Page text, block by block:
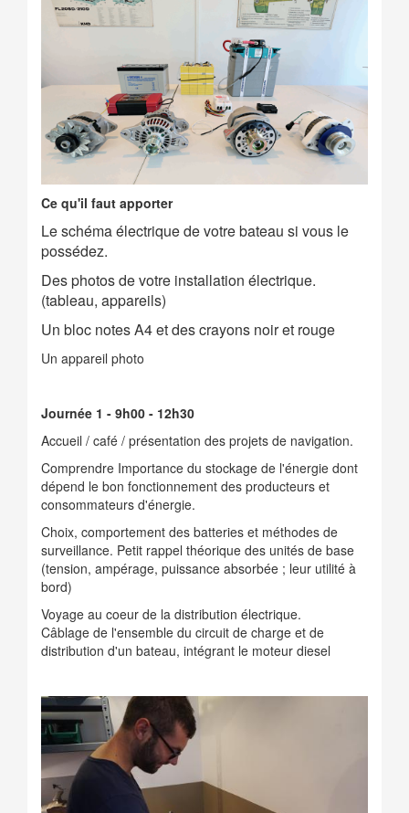
Ce qu'il faut apporter
Le schéma électrique de votre bateau si vous le
possédez.
Des photos de votre installation électrique.
(tableau, appareils)
Un bloc notes A4 et des crayons noir et rouge
Un appareil photo
Journée 1 - 9h00 - 12h30
Accueil / café / présentation des projets de navigation.
Comprendre Importance du stockage de l'énergie dont
dépend le bon fonctionnement des producteurs et
consommateurs d'énergie.
Choix, comportement des batteries et méthodes de
surveillance. Petit rappel théorique des unités de base
(tension, ampérage, puissance absorbée ; leur utilité à
bord)
Voyage au coeur de la distribution électrique.
Câblage de l'ensemble du circuit de charge et de
distribution d'un bateau, intégrant le moteur diesel